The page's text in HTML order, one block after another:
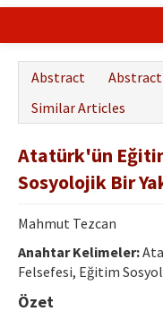
Publication Policy
Boards of the
Publication
Ethical Principles
Author's Guide
Refereeing Guide
Abstract
Similar Articles
Atatürk'ün
Sosyolojik Bir
Mahmut Tezcan
Anahtar Kelimeler:
Felsefesi, Eğitim
Özet